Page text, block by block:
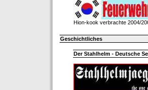
Hion-kook verbrachte 2004/
Geschichtliches
Der Stahlhelm - Deutsche